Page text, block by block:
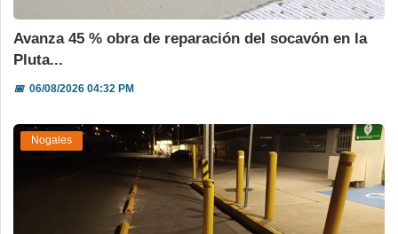
Avanza 45 % obra de reparación del socavón en la
Pluta...
📅06/08/2026 04:32 PM
Nogales